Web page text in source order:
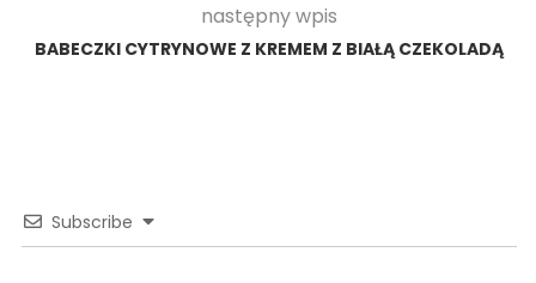
następny wpis
BABECZKI CYTRYNOWE Z KREMEM Z BIAŁĄ CZEKOLADĄ
Subscribe